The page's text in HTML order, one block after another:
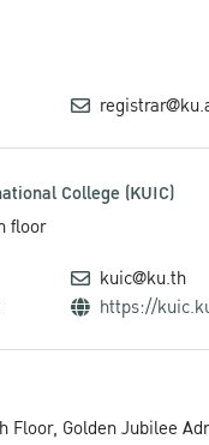
College (KUIC)
floor
kuic@ku.th
https://
Floor, Golden Jubilee